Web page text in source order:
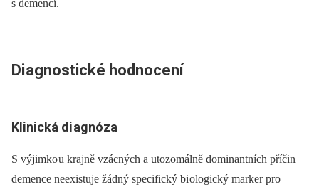
s demencí.
Diagnostické hodnocení
Klinická diagnóza
S výjimko u krajně vzácných a utozomálně dominantních příčin
demence neexistuje žádný specifický bi ologický marker pro